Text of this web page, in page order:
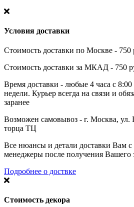
Условия доставки
Стоимость доставки по Москве - 750
Стоимость доставки за МКАД - 750
Время доставки - любые 4 часа с
недели. Курьер всегда на связи и
заранее
Возможен самовывоз - г. Москва, ул.
торца ТЦ
Все нюансы и детали доставки Вам
менеджеры после получения Вашего
Подробнее о доствке
Стоимость декора